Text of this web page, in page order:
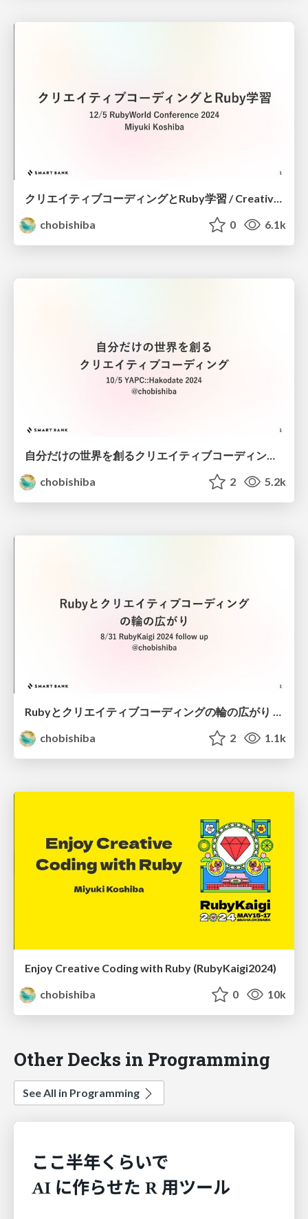
クリエイティブコーディングとRuby学習 / Creative Coding and Learning Ruby
chobishiba
0 6.1k
chobishiba
2 5.2k
Rubyとクリエイティブコーディングの輪の広がり / The Growing Circle of Ruby and Creative Coding
chobishiba
2 1.1k
Enjoy Creative Coding with Ruby (RubyKaigi2024)
chobishiba
0 10k
Other Decks in Programming
See All in Programming